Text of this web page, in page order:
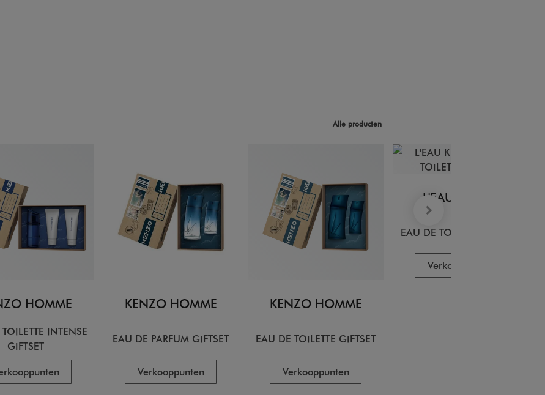
Alle producten
HOMME
INTENSE
GIFTSET
KENZO HOMME
EAU DE PARFUM GIFTSET
Verkooppunten
KENZO HOMME
EAU DE TOILETTE GIFTSET
Verkooppunten
L'EAU KENZO
EAU DE TOILETTE GIFTSET
Verkooppunten